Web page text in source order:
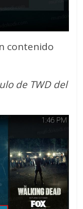
contenido
de TWD del